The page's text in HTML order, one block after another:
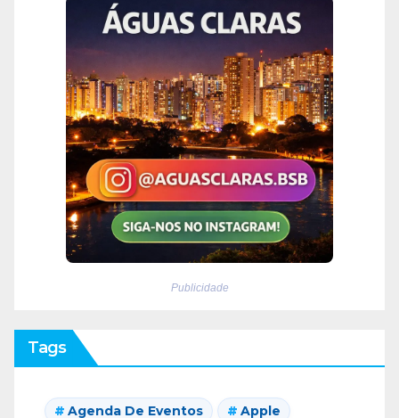
Publicidade
Tags
Agenda De Eventos Apple